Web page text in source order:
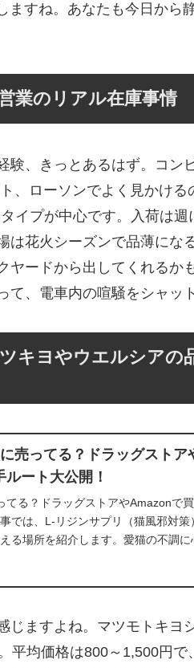
ますね。あなたも今日から
業のリアル在庫事情
験、きっとあるはず。コン
、ローソンでよく見かける
イプが中心です。入荷は
は花火シーズンで品薄にな
ードから出してくれるか
、電車内の喧騒をシャッ
キヨやウエルシアの
売ってる？ドラッグスト
ート大公開！
てる？ドラッグストアやAmazonで
では、L-リジンサプリ（猫風邪対策
る場所を紹介します。愛猫の不調に
じますよね。マツモトキヨ
平均価格は800～1,500円で